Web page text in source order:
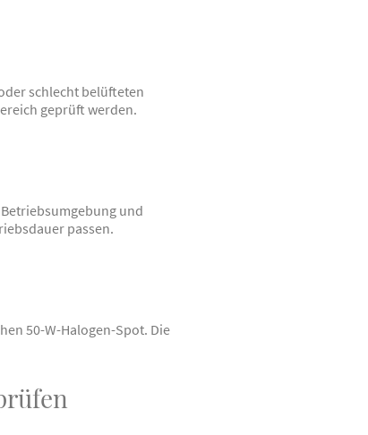
schlecht belüfteten
geprüft werden.
und
passen.
50-W-Halogen-Spot. Die